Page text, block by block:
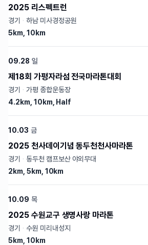
2025 리스펙트런
경기 · 하남 미사경정공원
5km, 10km
09.28 일
제18회 가평자라섬 전국마라톤대회
경기 · 가평 종합운동장
4.2km, 10km, Half
10.03 금
2025 천사데이기념 동두천천사마라톤
경기 · 동두천 캠프보산 야외무대
2km, 5km, 10km
10.09 목
2025 수원교구 생명사랑 마라톤
경기 · 수원 미리내성지
5km, 10km